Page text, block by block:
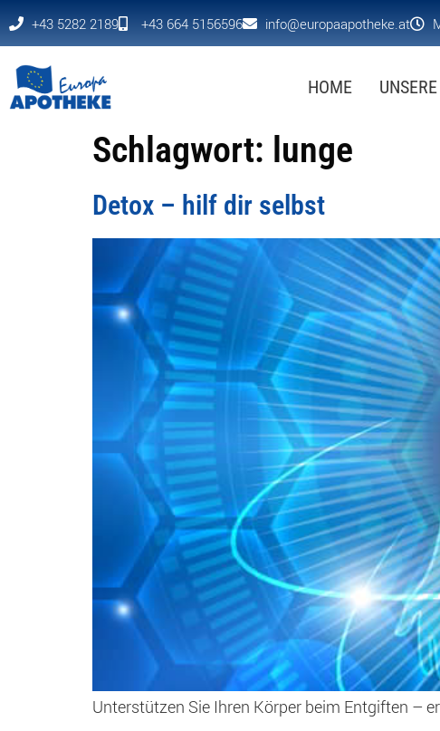
+43 5282 2189 +43 664 5156596 info@europaapotheke.at
HOME
Schlagwort: lunge
Detox – hilf dir selbst
Unterstützen Sie Ihren Körper beim Entgiften –